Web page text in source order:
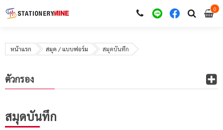
00
หน้าแรก สมุด / แบบฟอร์ม สมุดบันทึก
สมุดบันทึก
ตัวกรอง